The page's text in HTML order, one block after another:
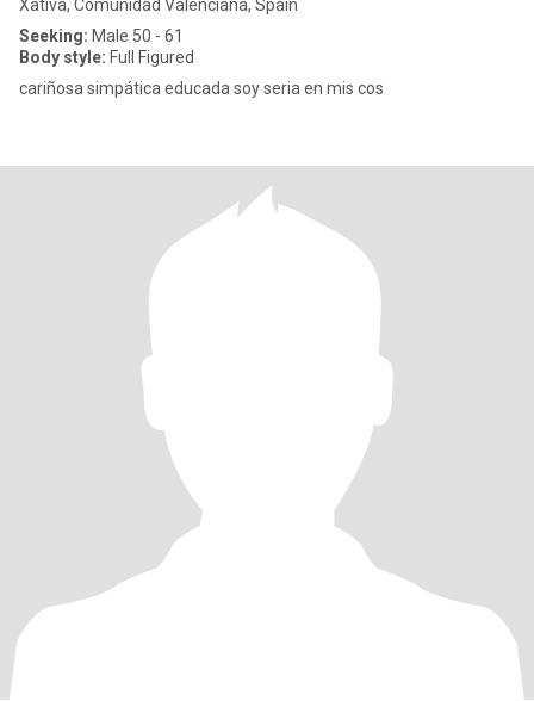
Xàtiva, Comunidad Valenciana, Spain
Seeking: Male 50 - 61
Body style: Full Figured
cariñosa simpática educada soy seria en mis cos